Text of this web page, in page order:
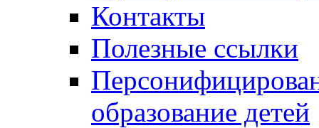
Контакты
Полезные ссылки
образование детей